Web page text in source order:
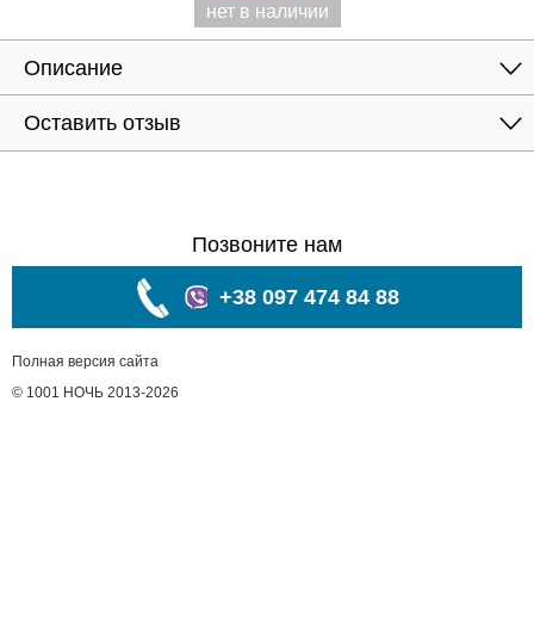
нет в наличии
Описание
Оставить отзыв
Позвоните нам
+38 097 474 84 88
Полная версия сайта
© 1001 НОЧЬ 2013-2026